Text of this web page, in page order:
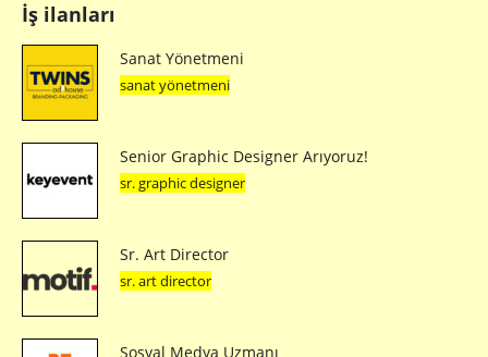
İş ilanları
Sanat Yönetmeni
sanat yönetmeni
Senior Graphic Designer Arıyoruz!
sr. graphic designer
Sr. Art Director
sr. art director
Sosyal Medya Uzmanı